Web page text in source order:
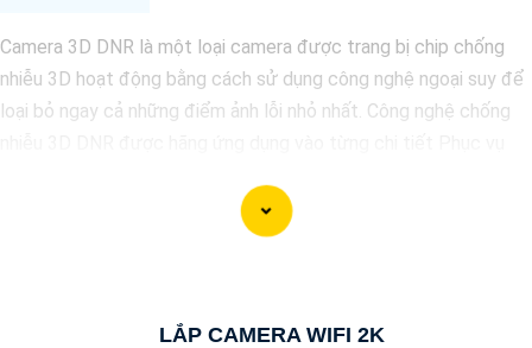
Camera 3D DNR là một loại camera được trang bị chip chống
nhiễu 3D hoạt động bằng cách sử dụng công nghệ ngoại suy để
loại bỏ ngay cả những điểm ảnh lỗi nhỏ nhất. Công nghệ chống
Với tính năng chống nhiễu 3D DNR camera sẽ giúp bạn quan sát
cho việc giám sát, quan sát trở nên dễ dàng và chính xác hơn.
LẮP CAMERA WIFI 2K